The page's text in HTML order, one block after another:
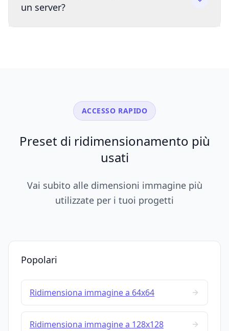
un server?
ACCESSO RAPIDO
Preset di ridimensionamento più
usati
Vai subito alle dimensioni immagine più
utilizzate per i tuoi progetti
Popolari
Ridimensiona immagine a 64x64
Ridimensiona immagine a 128x128